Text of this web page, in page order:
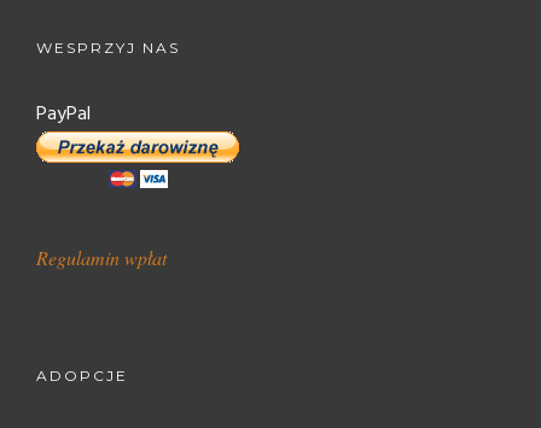
WESPRZYJ NAS
PayPal
Regulamin wpłat
ADOPCJE